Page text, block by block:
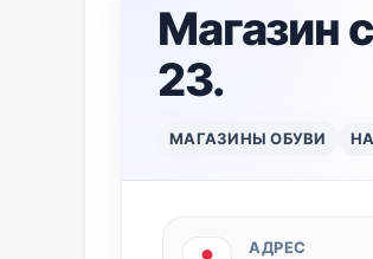
Магазин
23.
МАГАЗИНЫ ОБУВИ
АДРЕС